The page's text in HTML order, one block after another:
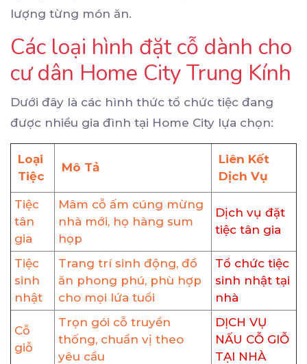
lượng từng món ăn.
Các loại hình đặt cỗ dành cho
cư dân Home City Trung Kính
Dưới đây là các hình thức tổ chức tiệc đang
được nhiều gia đình tại Home City lựa chọn:
Loại
Tiệc
Mô Tả
Liên Kết
Dịch Vụ
Tiệc
tân
gia
Mâm cỗ ấm cúng mừng
nhà mới, họ hàng sum
họp
Dịch vụ đặt
tiệc tân gia
Tiệc
sinh
nhật
Trang trí sinh động, đồ
ăn phong phú, phù hợp
cho mọi lứa tuổi
Tổ chức tiệc
sinh nhật tại
nhà
Cỗ
giỗ
Trọn gói cỗ truyền
thống, chuẩn vị theo
yêu cầu
DỊCH VỤ
NẤU CỖ GIỖ
TẠI NHÀ